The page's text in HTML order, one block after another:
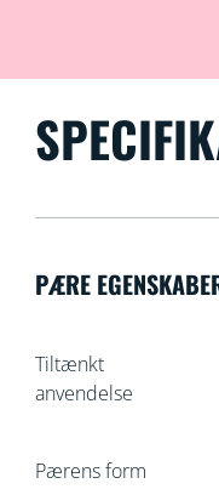
PÆRE
Tiltænkt
anvendelse
Pærens form